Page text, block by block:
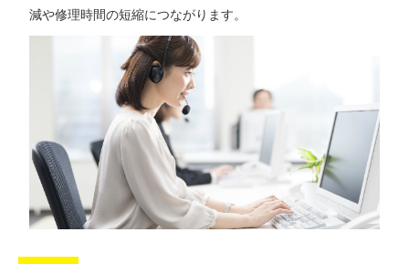
減や修理時間の短縮につながります。